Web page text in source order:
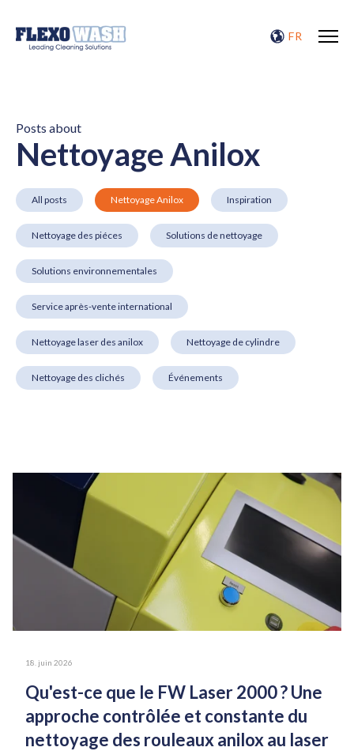
FR
Posts about
Nettoyage Anilox
All posts Nettoyage Anilox Inspiration
Nettoyage des piéces Solutions de nettoyage
Solutions environnementales
Service après-vente international
Nettoyage laser des anilox Nettoyage de cylindre
Nettoyage des clichés Événements
18. juin 2026
Qu'est-ce que le FW Laser 2000 ? Une
approche contrôlée et constante du
nettoyage des rouleaux anilox au laser